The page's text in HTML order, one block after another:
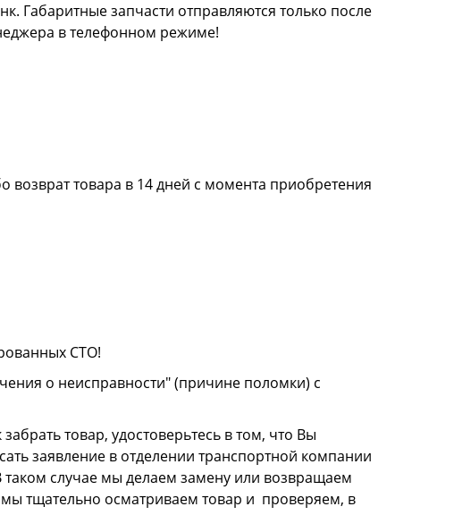
Габаритные запчасти отправляются только после
в телефонном режиме!
товара в 14 дней с момента приобретения
СТО!
о неисправности" (причине поломки) с
товар, удостоверьтесь в том, что Вы
заявление в отделении транспортной компании
случае мы делаем замену или возвращаем
мы тщательно осматриваем товар и проверяем, в